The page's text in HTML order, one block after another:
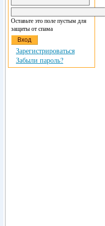
Оставьте это поле пустым для
защиты от спама
Зарегистрироваться
Забыли пароль?